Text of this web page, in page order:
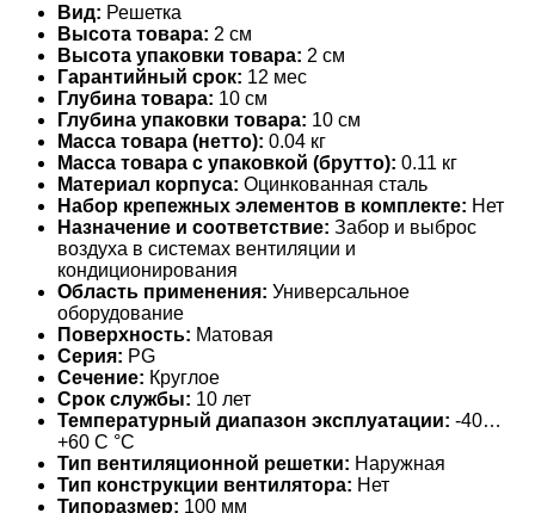
Вид: Решетка
Высота товара: 2 см
Высота упаковки товара: 2 см
Гарантийный срок: 12 мес
Глубина товара: 10 см
Глубина упаковки товара: 10 см
Масса товара (нетто): 0.04 кг
Масса товара с упаковкой (брутто): 0.11 кг
Материал корпуса: Оцинкованная сталь
Набор крепежных элементов в комплекте: Нет
Назначение и соответствие: Забор и выброс
воздуха в системах вентиляции и
кондиционирования
Область применения: Универсальное
оборудование
Поверхность: Матовая
Серия: PG
Сечение: Круглое
Срок службы: 10 лет
Температурный диапазон эксплуатации: -40…
+60 С °С
Тип вентиляционной решетки: Наружная
Тип конструкции вентилятора: Нет
Типоразмер: 100 мм